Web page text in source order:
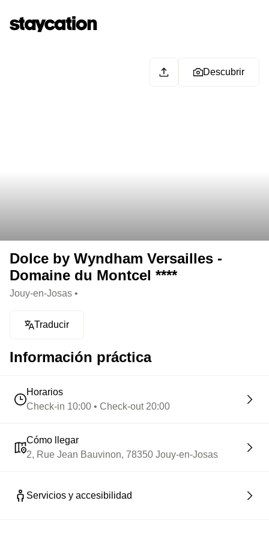
Descubrir
Dolce by Wyndham Versailles -
Domaine du Montcel ****
Jouy-en-Josas •
Traducir
Información práctica
Horarios
Check-in 10:00 • Check-out 20:00
Cómo llegar
2, Rue Jean Bauvinon, 78350 Jouy-en-Josas
Servicios y accesibilidad